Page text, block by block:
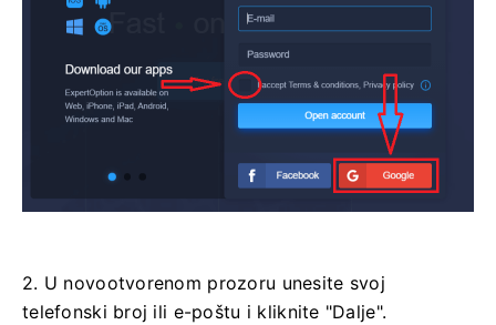
2. U novootvorenom prozoru unesite svoj
telefonski broj ili e-poštu i kliknite "Dalje".